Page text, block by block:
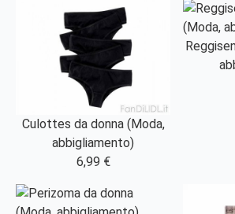
Culottes da donna (Moda,
abbigliamento)
6,99 €